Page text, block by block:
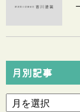
月別記事